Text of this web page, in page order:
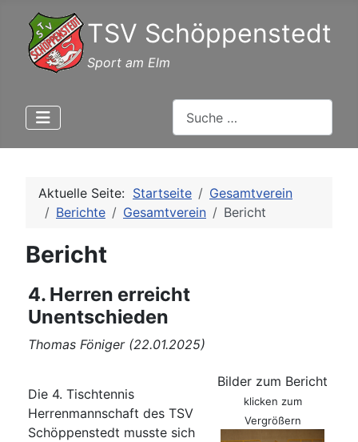
TSV Schöppenstedt
Sport am Elm
Aktuelle Seite: Startseite
Gesamtverein
Berichte
Gesamtverein Bericht
Bericht
4. Herren erreicht
Unentschieden
Thomas Föniger (22.01.2025)
Die 4. Tischtennis
Herrenmannschaft des TSV
Schöppenstedt musste sich
Bilder zum Bericht
klicken zum
Vergrößern